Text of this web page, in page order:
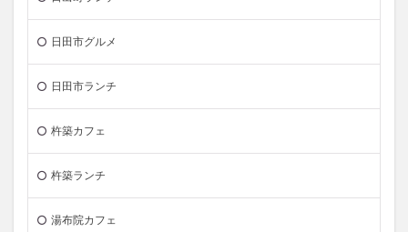
日田市グルメ
日田市ランチ
杵築カフェ
杵築ランチ
湯布院カフェ